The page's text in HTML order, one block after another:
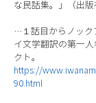
な民話集。」（出版
…１話目からノック
イ文学翻訳の第一
クト。
https://
90.html